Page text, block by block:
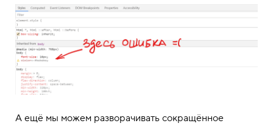
А ещё мы можем разворачивать сокращённое